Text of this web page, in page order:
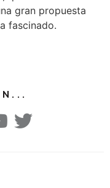
gran propuesta
fascinado.